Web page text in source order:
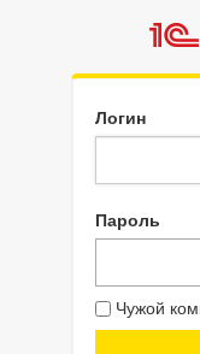
Логин
Пароль
Чужой